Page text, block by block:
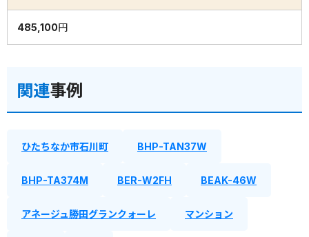
485,100円
関連事例
ひたちなか市石川町 BHP-TAN37W
BHP-TA374M BER-W2FH BEAK-46W
アネージュ勝田グランクォーレ マンション